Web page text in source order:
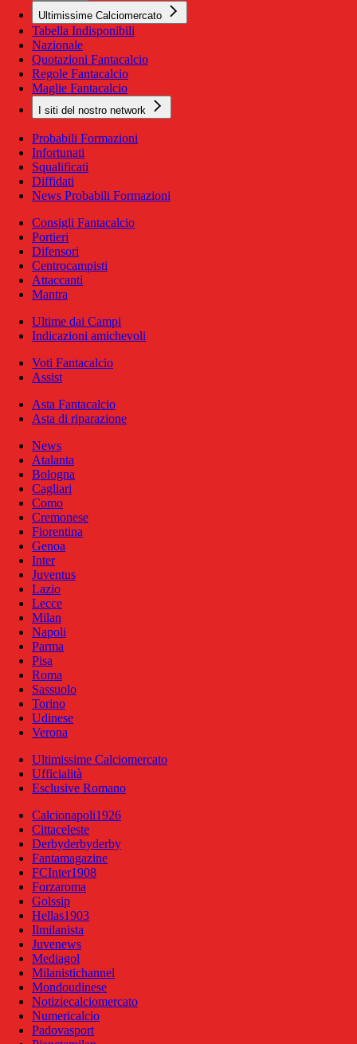
Ultimissime Calciomercato
Tabella Indisponibili
Nazionale
Quotazioni Fantacalcio
Regole Fantacalcio
Maglie Fantacalcio
I siti del nostro network
Probabili Formazioni
Infortunati
Squalificati
Diffidati
News Probabili Formazioni
Consigli Fantacalcio
Portieri
Difensori
Centrocampisti
Attaccanti
Mantra
Ultime dai Campi
Indicazioni amichevoli
Voti Fantacalcio
Assist
Asta Fantacalcio
Asta di riparazione
News
Atalanta
Bologna
Cagliari
Como
Cremonese
Fiorentina
Genoa
Inter
Juventus
Lazio
Lecce
Milan
Napoli
Parma
Pisa
Roma
Sassuolo
Torino
Udinese
Verona
Ultimissime Calciomercato
Ufficialità
Esclusive Romano
Calcionapoli1926
Cittaceleste
Derbyderbyderby
Fantamagazine
FCInter1908
Forzaroma
Golssip
Hellas1903
Ilmilanista
Juvenews
Mediagol
Milanistichannel
Mondoudinese
Notiziecalciomercato
Numericalcio
Padovasport